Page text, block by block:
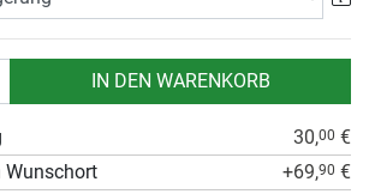
IN DEN WARENKORB
30,00 €
Wunschort
+69,90 €